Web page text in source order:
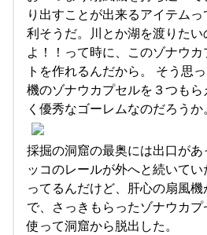
り出すことが出来るアイテム
利そうだ。川とか湖を渡りた
よ！！って時に、このゾナウ
トを作れるんだから。 そう思
機のゾナウカプセルを３つも
く優秀なゴーレムなのだろうか。
採掘の洞窟の最奥には出口が
ッコのレールが外へと続いて
ってるんだけど、肝心の扇風
で、さっきもらったゾナウカ
使って洞窟から脱出した。